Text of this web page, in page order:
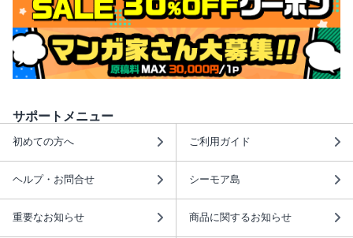
サポートメニュー
初めての方へ ご利用ガイド
ヘルプ・お問合せ シーモア島
重要なお知らせ 商品に関するお知らせ